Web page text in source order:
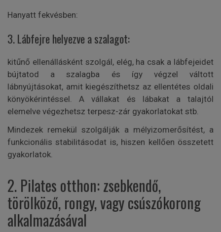
Hanyatt fekvésben:
3. Lábfejre helyezve a szalagot:
kitűnő ellenállásként szolgál, elég, ha csak a lábfejeidet
bújtatod a szalagba és így végzel váltott
lábnyújtásokat, amit kiegészíthetsz az ellentétes oldali
könyökérintéssel. A vállakat és lábakat a talajtól
elemelve végezhetsz terpesz-zár gyakorlatokat stb.
Mindezek remekül szolgálják a mélyizomerősítést, a
funkcionális stabilitásodat is, hiszen kellően összetett
gyakorlatok.
2. Pilates otthon: zsebkendő,
törölköző, rongy, vagy csúszókorong
alkalmazásával